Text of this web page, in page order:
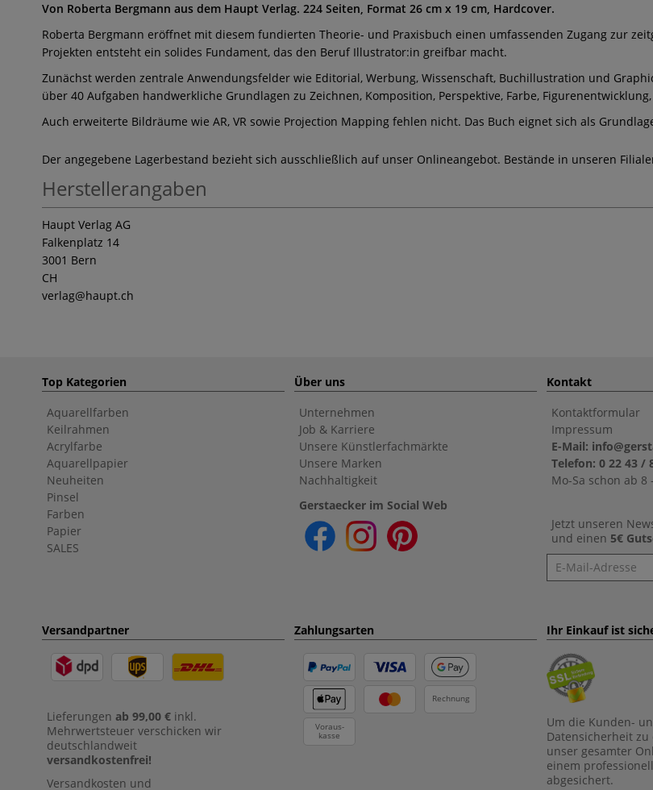
Von Roberta Bergmann aus dem Haupt Verlag. 224 Seiten, Format 26 cm x 19 cm, Hardcover.
Roberta Bergmann eröffnet mit diesem fundierten Theorie- und Praxisbuch einen umfassenden Zugang zur
Projekten entsteht ein solides Fundament, das den Beruf Illustrator:in greifbar macht.
Zunächst werden zentrale Anwendungsfelder wie Editorial, Werbung, Wissenschaft, Buchillustration und
über 40 Aufgaben handwerkliche Grundlagen zu Zeichnen, Komposition, Perspektive, Farbe,
Auch erweiterte Bildräume wie AR, VR sowie Projection Mapping fehlen nicht. Das Buch eignet sich als
Der angegebene Lagerbestand bezieht sich ausschließlich auf unser Onlineangebot. Bestände in unseren
Herstellerangaben
Haupt Verlag AG
Falkenplatz 14
3001 Bern
CH
verlag@haupt.ch
Top Kategorien
Aquarellfarben
Keilrahmen
Acrylfarbe
Aquarellpapier
Neuheiten
Pinsel
Farben
Papier
SALES
Über uns
Unternehmen
Job & Karriere
Unsere Künstlerfachmärkte
Unsere Marken
Nachhaltigkeit
Gerstaecker im Social Web
Kontakt
Kontaktformular
Impressum
E-Mail:
Telefon: 0 22 43 /
Mo-Sa schon ab
Jetzt unseren
und einen 5€
Newsletter
Versandpartner
Lieferungen ab 99,00 € inkl.
Mehrwertsteuer verschicken wir
deutschlandweit
versandkostenfrei!
Versandkosten und
Zahlungsarten
Rechnung
Voraus-
kasse
Ihr Einkauf ist
Um die Kunden-
Datensicherheit
unser gesamter
einem
abgesichert.